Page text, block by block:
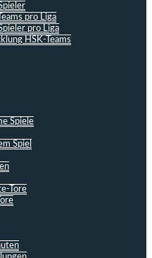
pro Liga
pro Liga
HSK-Teams
Spiele
Spiel
Tore